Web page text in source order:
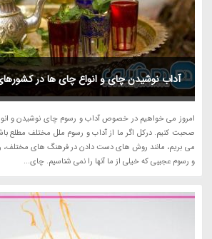
آداب نوشیدن چای و انواع چای ها در
امروز می خواهیم در خصوص آداب و رسوم چای نوشیدن و
صحبت کنیم. درکل اگر ما از آداب و رسوم ملل مختلف مطلع
می بریم، مانند روش های دست دادن در فرهنگ های مختلف،
و رسوم عجیبی که خیلی از ما آنها را نمی شناسیم. چای...